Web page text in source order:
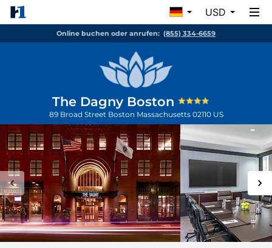
USD
Online buchen oder anrufen: (855) 334-6659
The Dagny Boston
89 Broad Street Boston Massachusetts 02110 US